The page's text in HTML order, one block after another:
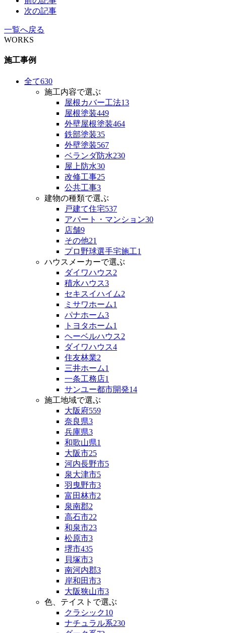
次の記事
一覧へ戻る
WORKS
施工事例
全て630
施工内容で選ぶ
屋根カバー工法13
屋根塗装449
外壁屋根塗装464
鉄部塗装35
外壁塗装567
ベランダ防水230
屋上防水30
改修工事25
公共工事3
建物の種類で選ぶ
戸建て住宅537
アパート・マンション30
店舗9
その他21
プロ野球選手宅施工1
ハウスメーカーで選ぶ
ダイワハウス2
積水ハウス3
セキスイハイム2
ミサワホーム1
パナホーム3
トヨタホーム1
ヘーベルハウス2
ダイワハウス4
住友林業2
三井ホーム1
一条工務店1
サンユー都市開発14
施工地域で選ぶ
大阪府559
奈良県3
兵庫県3
和歌山県1
大阪市25
河内長野市5
泉大津市5
羽曳野市3
富田林市2
泉南郡2
高石市22
和泉市23
松原市3
堺市435
貝塚市3
南河内郡3
岸和田市3
大阪狭山市3
色、テイストで選ぶ
クラシック10
ナチュラル系230